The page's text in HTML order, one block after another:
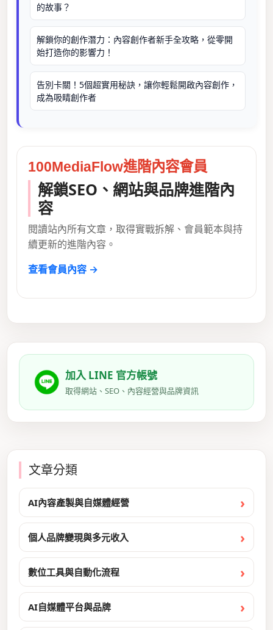
的故事？
解鎖你的創作潛力：內容創作者新手全攻略，從零開
始打造你的影響力！
告別卡關！5個超實用秘訣，讓你輕鬆開啟內容創作，
成為吸睛創作者
100MediaFlow進階內容會員
解鎖SEO、網站與品牌進階內
容
閱讀站內所有文章，取得實戰拆解、會員範本與持
續更新的進階內容。
查看會員內容 →
加入 LINE 官方帳號
取得網站、SEO、內容經營與品牌資訊
文章分類
AI內容產製與自媒體經營
個人品牌變現與多元收入
數位工具與自動化流程
AI自媒體平台與品牌